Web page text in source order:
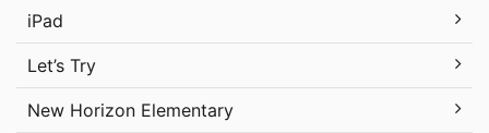
iPad
Let’s Try
New Horizon Elementary